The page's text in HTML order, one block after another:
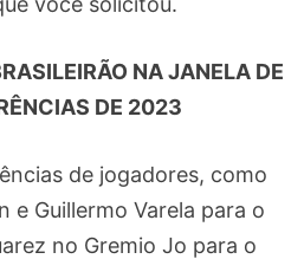
NA JANELA DE
DE 2023
de jogadores, como
e Guillermo Varela para o
no Gremio Jo para o